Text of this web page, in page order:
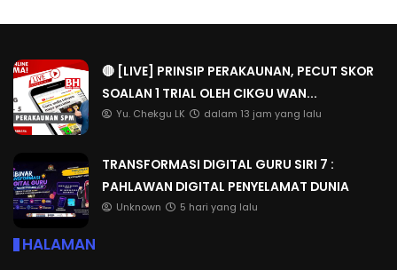
🔴 [LIVE] PRINSIP PERAKAUNAN, PECUT SKOR
SOALAN 1 TRIAL OLEH CIKGU WAN...
Yu. Chekgu LK dalam 13 jam yang lalu
TRANSFORMASI DIGITAL GURU SIRI 7 :
PAHLAWAN DIGITAL PENYELAMAT DUNIA
Unknown 5 hari yang lalu
HALAMAN